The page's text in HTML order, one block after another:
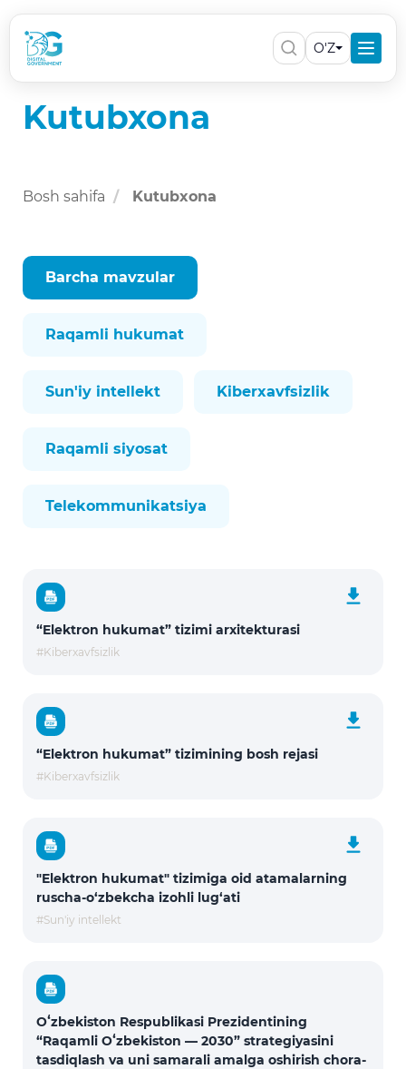
O'Z
Kutubxona
Bosh sahifa Kutubxona
Barcha mavzular
Raqamli hukumat
Sun'iy intellekt Kiberxavfsizlik
Raqamli siyosat
Telekommunikatsiya
“Elektron hukumat” tizimi arxitekturasi
#Kiberxavfsizlik
“Elektron hukumat” tizimining bosh rejasi
#Kiberxavfsizlik
"Elektron hukumat" tizimiga oid atamalarning
ruscha-o‘zbekcha izohli lug‘ati
#Sun'iy intellekt
Oʻzbekiston Respublikasi Prezidentining
“Raqamli Oʻzbekiston — 2030” strategiyasini
tasdiqlash va uni samarali amalga oshirish chora-